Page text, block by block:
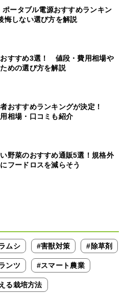
ポータブル電源おすすめランキン
しない選び方を解説
すすめ3選！ 値段・費用相場や
めの選び方を解説
おすすめランキングが決定！
相場・口コミも紹介
野菜のおすすめ通販5選！規格外
フードロスを減らそう
ムシ #害獣対策 #除草剤
ンツ #スマート農業
る栽培方法